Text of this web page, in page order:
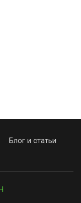
Блог и статьи